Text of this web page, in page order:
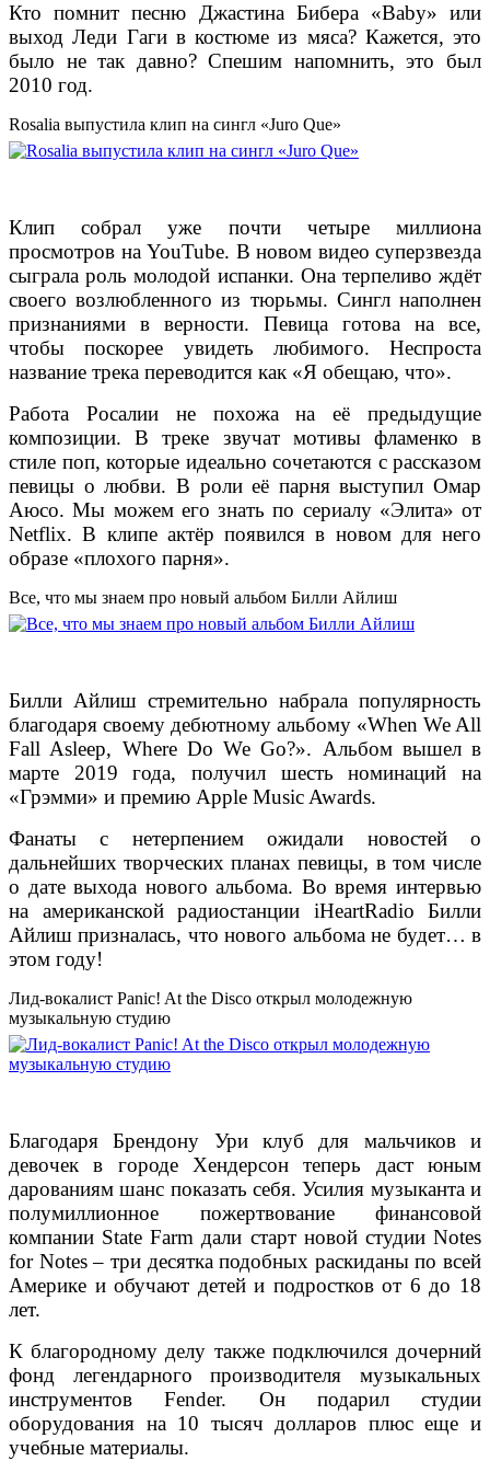
Кто помнит песню Джастина Бибера «Baby» или
выход Леди Гаги в костюме из мяса? Кажется, это
было не так давно? Спешим напомнить, это был
2010 год.
Rosalia выпустила клип на сингл «Juro Que»
Клип собрал уже почти четыре миллиона
просмотров на YouTube. В новом видео суперзвезда
сыграла роль молодой испанки. Она терпеливо ждёт
своего возлюбленного из тюрьмы. Сингл наполнен
признаниями в верности. Певица готова на все,
чтобы поскорее увидеть любимого. Неспроста
название трека переводится как «Я обещаю, что».
Работа Росалии не похожа на её предыдущие
композиции. В треке звучат мотивы фламенко в
стиле поп, которые идеально сочетаются с рассказом
певицы о любви. В роли её парня выступил Омар
Аюсо. Мы можем его знать по сериалу «Элита» от
Netflix. В клипе актёр появился в новом для него
образе «плохого парня».
Все, что мы знаем про новый альбом Билли Айлиш
Билли Айлиш стремительно набрала популярность
благодаря своему дебютному альбому «When We All
Fall Asleep, Where Do We Go?». Альбом вышел в
марте 2019 года, получил шесть номинаций на
«Грэмми» и премию Apple Music Awards.
Фанаты с нетерпением ожидали новостей о
дальнейших творческих планах певицы, в том числе
о дате выхода нового альбома. Во время интервью
на американской радиостанции iHeartRadio Билли
Айлиш призналась, что нового альбома не будет… в
этом году!
Лид-вокалист Panic! At the Disco открыл молодежную
музыкальную студию
Благодаря Брендону Ури клуб для мальчиков и
девочек в городе Хендерсон теперь даст юным
дарованиям шанс показать себя. Усилия музыканта и
полумиллионное пожертвование финансовой
компании State Farm дали старт новой студии Notes
for Notes – три десятка подобных раскиданы по всей
Америке и обучают детей и подростков от 6 до 18
лет.
К благородному делу также подключился дочерний
фонд легендарного производителя музыкальных
инструментов Fender. Он подарил студии
оборудования на 10 тысяч долларов плюс еще и
учебные материалы.